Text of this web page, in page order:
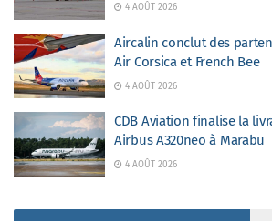
4 AOÛT 2026
Aircalin conclut des
Air Corsica et French Bee
4 AOÛT 2026
CDB Aviation finalise la
Airbus A320neo à Marabu
4 AOÛT 2026